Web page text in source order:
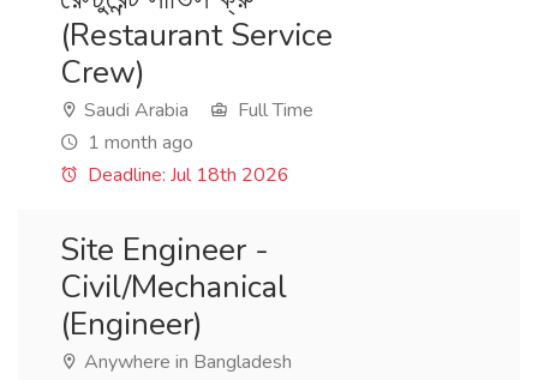
(Restaurant Service
Crew)
Saudi Arabia
Full Time
1 month ago
Deadline: Jul 18th 2026
Site Engineer -
Civil/Mechanical
(Engineer)
Anywhere in Bangladesh